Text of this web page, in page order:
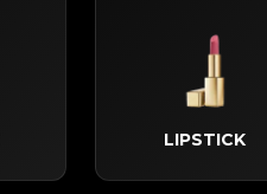
LIPSTICK